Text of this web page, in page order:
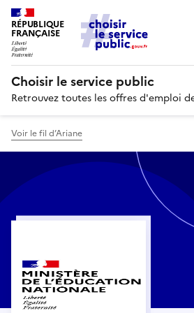
RÉPUBLIQUE
FRANÇAISE
Choisir le service public
Retrouvez toutes les offres d'emploi
Voir le fil d’Ariane